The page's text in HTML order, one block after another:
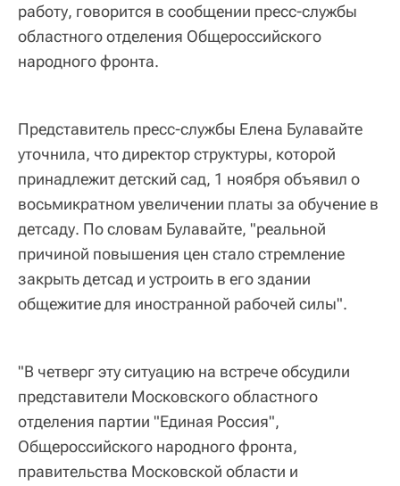
работу, говорится в сообщении пресс-службы
областного отделения Общероссийского
народного фронта.
Представитель пресс-службы Елена Булавайте
уточнила, что директор структуры, которой
принадлежит детский сад, 1 ноября объявил о
восьмикратном увеличении платы за обучение в
детсаду. По словам Булавайте, "реальной
причиной повышения цен стало стремление
закрыть детсад и устроить в его здании
общежитие для иностранной рабочей силы".
"В четверг эту ситуацию на встрече обсудили
представители Московского областного
отделения партии "Единая Россия",
Общероссийского народного фронта,
правительства Московской области и